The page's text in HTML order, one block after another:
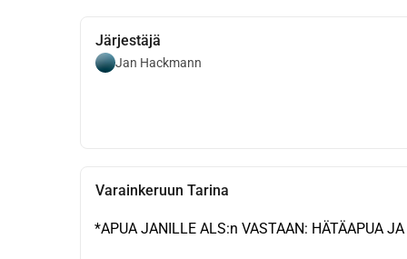
Järjestäjä
Jan Hackmann
Varainkeruun Tarina
*APUA JANILLE ALS:n VASTAAN: HÄTÄAPUA